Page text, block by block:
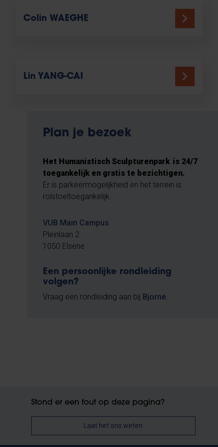
Colin WAEGHE
Lin YANG-CAI
Plan je bezoek
Het Humanistisch Sculpturenpark is 24/7
toegankelijk en gratis te bezichtigen.
Er is parkeermogelijkheid en het terrein is
rolstoeltoegankelijk.
VUB Main Campus
Pleinlaan 2
1050 Elsene
Een persoonlijke rondleiding
volgen?
Vraag een rondleiding aan bij Bjorne.
Stond er een fout op deze pagina?
Laat het ons weten